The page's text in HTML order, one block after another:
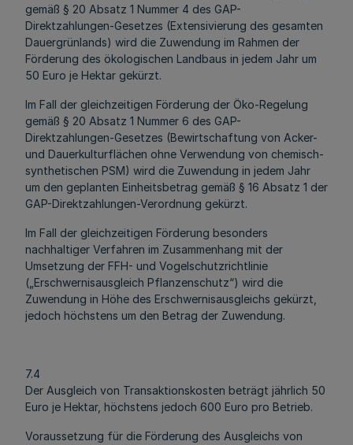
gemäß § 20 Absatz 1 Nummer 4 des GAP-
Direktzahlungen-Gesetzes (Extensivierung des gesamten
Dauergrünlands) wird die Zuwendung im Rahmen der
Förderung des ökologischen Landbaus in jedem Jahr um
50 Euro je Hektar gekürzt.
Im Fall der gleichzeitigen Förderung der Öko-Regelung
gemäß § 20 Absatz 1 Nummer 6 des GAP-
Direktzahlungen-Gesetzes (Bewirtschaftung von Acker-
und Dauerkulturflächen ohne Verwendung von chemisch-
synthetischen PSM) wird die Zuwendung in jedem Jahr
um den geplanten Einheitsbetrag gemäß § 16 Absatz 1 der
GAP-Direktzahlungen-Verordnung gekürzt.
Im Fall der gleichzeitigen Förderung besonders
nachhaltiger Verfahren im Zusammenhang mit der
Umsetzung der FFH- und Vogelschutzrichtlinie
(„Erschwernisausgleich Pflanzenschutz“) wird die
Zuwendung in Höhe des Erschwernisausgleichs gekürzt,
jedoch höchstens um den Betrag der Zuwendung.
7.4
Der Ausgleich von Transaktionskosten beträgt jährlich 50
Euro je Hektar, höchstens jedoch 600 Euro pro Betrieb.
Voraussetzung für die Förderung des Ausgleichs von